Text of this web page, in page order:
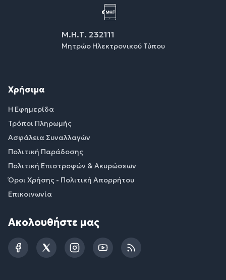
Μ.Η.Τ. 232111
Μητρώο Ηλεκτρονικού Τύπου
Χρήσιμα
Η Εφημερίδα
Τρόποι Πληρωμής
Ασφάλεια Συναλλαγών
Πολιτική Παράδοσης
Πολιτική Επιστροφών & Ακυρώσεων
Όροι Χρήσης - Πολιτική Απορρήτου
Επικοινωνία
Ακολουθήστε μας
FacebookTwitterInstagramYouTubeRSS